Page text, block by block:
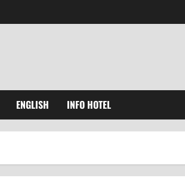
ENGLISH INFO HOTEL